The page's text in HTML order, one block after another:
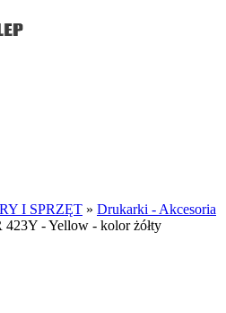
I SPRZĘT » Drukarki - Akcesoria
- Yellow - kolor żółty